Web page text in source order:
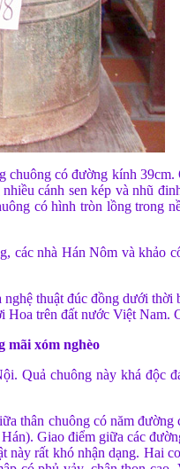
có đường kính
cánh sen kép và nhũ
có hình tròn lồng trong
các nhà Hán Nôm và khảo
thuật đúc đồng dưới
trên đất nước Việt Nam.
mãi xóm nghèo
chuông này khá độc
thân chuông có năm
Giao điểm giữa các
rất khó nhận dạng. Hai